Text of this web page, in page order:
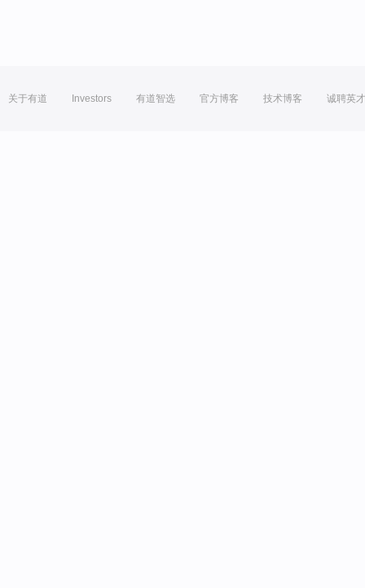
关于有道 Investors 有道智选 官方博客 技术博客 诚聘英才